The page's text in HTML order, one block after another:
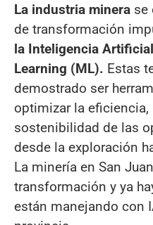
La industria minera se
de transformación
la Inteligencia
Learning (ML). Estas
demostrado ser
optimizar la eficiencia,
sostenibilidad de las
desde la exploración
La minería en San
transformación y ya
están manejando con